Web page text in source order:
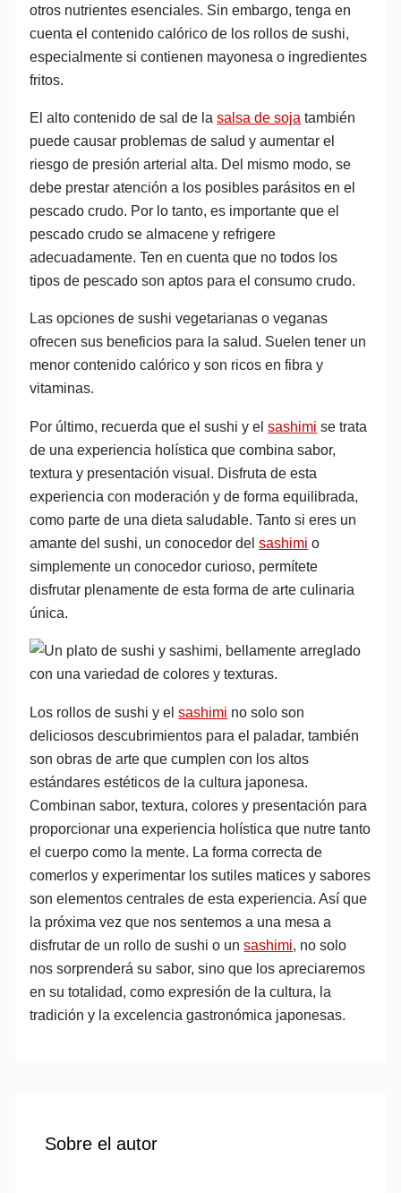
otros nutrientes esenciales. Sin embargo, tenga en
cuenta el contenido calórico de los rollos de sushi,
especialmente si contienen mayonesa o ingredientes
fritos.
El alto contenido de sal de lasalsa de soja también
puede causar problemas de salud y aumentar el
riesgo de presión arterial alta. Del mismo modo, se
debe prestar atención a los posibles parásitos en el
pescado crudo. Por lo tanto, es importante que el
pescado crudo se almacene y refrigere
adecuadamente. Ten en cuenta que no todos los
tipos de pescado son aptos para el consumo crudo.
Las opciones de sushi vegetarianas o veganas
ofrecen sus beneficios para la salud. Suelen tener un
menor contenido calórico y son ricos en fibra y
vitaminas.
Por último, recuerda que el sushi y elsashimi se trata
de una experiencia holística que combina sabor,
textura y presentación visual. Disfruta de esta
experiencia con moderación y de forma equilibrada,
como parte de una dieta saludable. Tanto si eres un
amante del sushi, un conocedor delsashimi o
simplemente un conocedor curioso, permítete
disfrutar plenamente de esta forma de arte culinaria
única.
Los rollos de sushi y elsashimi no solo son
deliciosos descubrimientos para el paladar, también
son obras de arte que cumplen con los altos
estándares estéticos de la cultura japonesa.
Combinan sabor, textura, colores y presentación para
proporcionar una experiencia holística que nutre tanto
el cuerpo como la mente. La forma correcta de
comerlos y experimentar los sutiles matices y sabores
son elementos centrales de esta experiencia. Así que
la próxima vez que nos sentemos a una mesa a
disfrutar de un rollo de sushi o unsashimi, no solo
nos sorprenderá su sabor, sino que los apreciaremos
en su totalidad, como expresión de la cultura, la
tradición y la excelencia gastronómica japonesas.
Sobre el autor